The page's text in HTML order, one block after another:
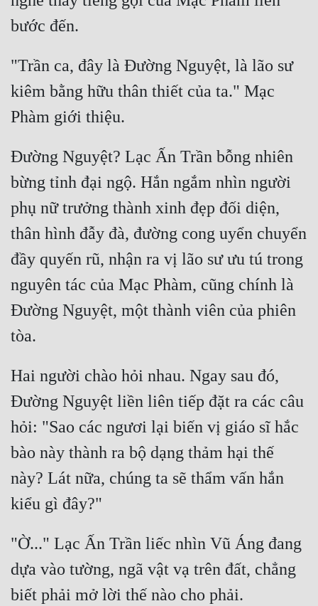
Khoa Huyễn
Khoa Huyễn Không Gian
Kinh Dị
Kiếm Hiệp
Linh Dị
Làm Giàu
Lịch Sử
Mưu Mô
Mạt Thế
Mỹ Thực
Ngôn Tình
Ngược
Nữ Cường
Nữ Phụ
Phong Thủy - Tâm Linh
Phương Tây
Phản Phái
Quan Trường
Quân Sự
"Trần ca, đây là Đường Nguyệt, là lão sư
kiêm bằng hữu thân thiết của ta." Mạc
Đường Nguyệt? Lạc Ấn Trần bỗng nhiên
bừng tỉnh đại ngộ. Hắn ngắm nhìn người
phụ nữ trưởng thành xinh đẹp đối diện,
thân hình đẫy đà, đường cong uyển chuyển
đầy quyến rũ, nhận ra vị lão sư ưu tú trong
nguyên tác của Mạc Phàm, cũng chính là
Đường Nguyệt, một thành viên của phiên
Hai người chào hỏi nhau. Ngay sau đó,
Đường Nguyệt liền liên tiếp đặt ra các câu
hỏi: "Sao các ngươi lại biến vị giáo sĩ hắc
bào này thành ra bộ dạng thảm hại thế
này? Lát nữa, chúng ta sẽ thẩm vấn hắn
"Ờ..." Lạc Ấn Trần liếc nhìn Vũ Áng đang
dựa vào tường, ngã vật vạ trên đất, chẳng